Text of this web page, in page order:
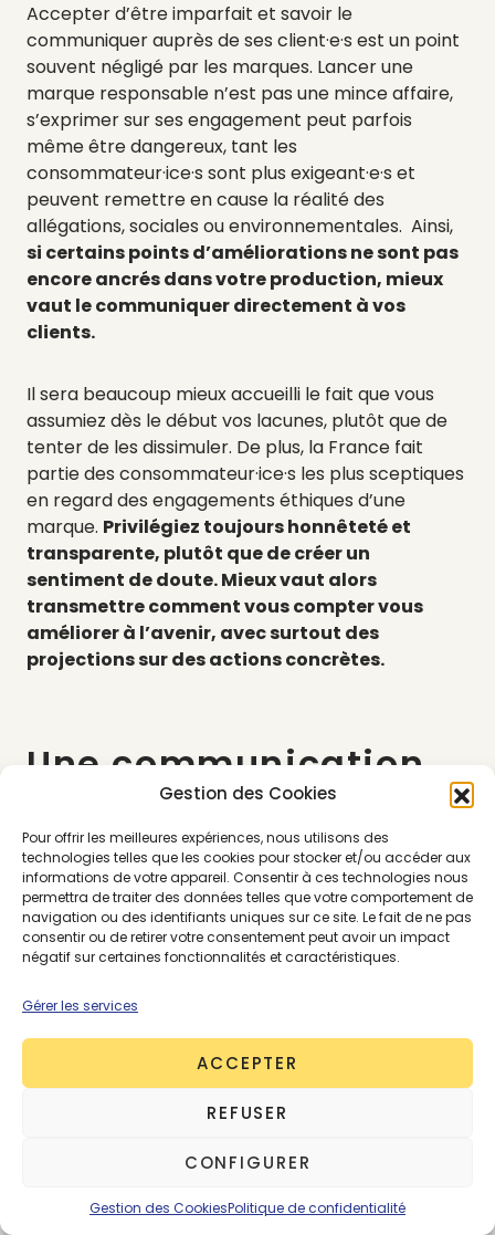
Gestion des Cookies
Pour offrir les meilleures expériences, nous utilisons des
technologies telles que les cookies pour stocker et/ou accéder aux
informations de votre appareil. Consentir à ces technologies nous
permettra de traiter des données telles que votre comportement de
navigation ou des identifiants uniques sur ce site. Le fait de ne pas
consentir ou de retirer votre consentement peut avoir un impact
négatif sur certaines fonctionnalités et caractéristiques.
Gérer les services
ACCEPTER
REFUSER
CONFIGURER
Gestion des CookiesPolitique de confidentialité
Accepter d’être imparfait et savoir le
communiquer auprès de ses client·e·s est un point
souvent négligé par les marques. Lancer une
marque responsable n’est pas une mince affaire,
s’exprimer sur ses engagement peut parfois
même être dangereux, tant les
consommateur·ice·s sont plus exigeant·e·s et
peuvent remettre en cause la réalité des
allégations, sociales ou environnementales. Ainsi,
si certains points d’améliorations ne sont pas
encore ancrés dans votre production, mieux
vaut le communiquer directement à vos
clients.
Il sera beaucoup mieux accueilli le fait que vous
assumiez dès le début vos lacunes, plutôt que de
tenter de les dissimuler. De plus, la France fait
partie des consommateur·ice·s les plus sceptiques
en regard des engagements éthiques d’une
marque. Privilégiez toujours honnêteté et
transparente, plutôt que de créer un
sentiment de doute. Mieux vaut alors
transmettre comment vous compter vous
améliorer à l’avenir, avec surtout des
projections sur des actions concrètes.
Une communication
inclusive
Via les réseaux sociaux, les consommateur·ice·s
exigent des marques une véritable prise de
position dans le débats publique. Attention tout de
même à la cohérence dans votre prise de parole,
de pink, rainbow ou encore greenwashing
réputation de votre marque. Ce n’est pas
seulement par la communication que l’on traduit
ses valeurs de progrès social.Les
valeurs se retranscrivent autant dans vos
de l’entreprise et sespratiques managériales